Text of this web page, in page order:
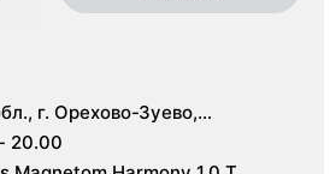
г. Орехово-Зуево,
20.00